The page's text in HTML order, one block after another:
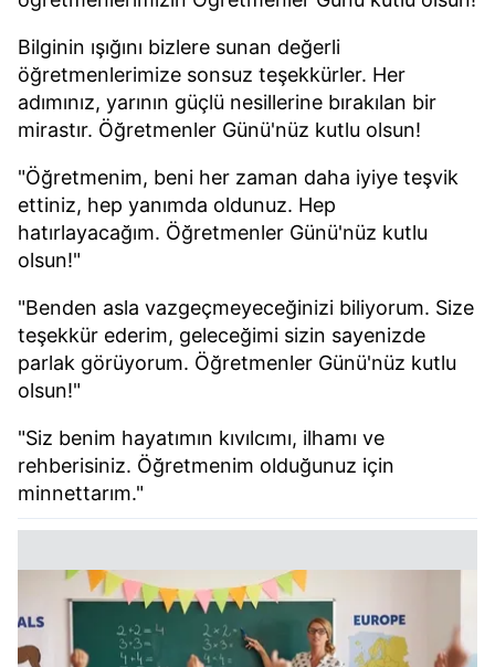
Bilginin ışığını bizlere sunan değerli
öğretmenlerimize sonsuz teşekkürler. Her
adımınız, yarının güçlü nesillerine bırakılan bir
mirastır. Öğretmenler Günü'nüz kutlu olsun!
"Öğretmenim, beni her zaman daha iyiye teşvik
ettiniz, hep yanımda oldunuz. Hep
hatırlayacağım. Öğretmenler Günü'nüz kutlu
olsun!"
"Benden asla vazgeçmeyeceğinizi biliyorum. Size
teşekkür ederim, geleceğimi sizin sayenizde
parlak görüyorum. Öğretmenler Günü'nüz kutlu
olsun!"
"Siz benim hayatımın kıvılcımı, ilhamı ve
rehberisiniz. Öğretmenim olduğunuz için
minnettarım."